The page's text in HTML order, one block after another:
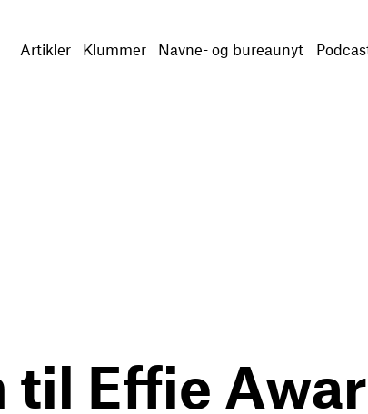
Artikler Klummer Navne- og bureaunyt
til Effie